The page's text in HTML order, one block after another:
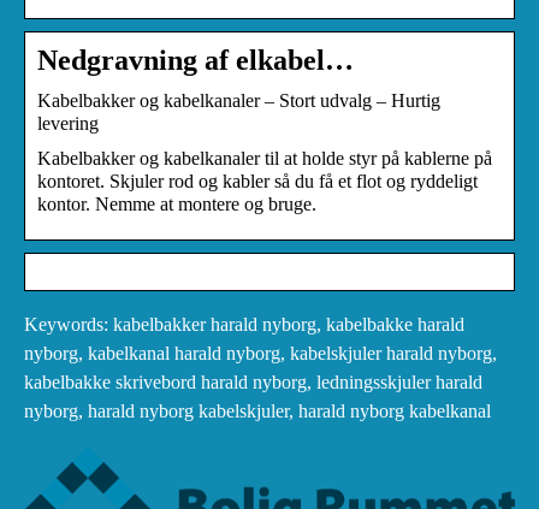
Nedgravning af elkabel…
Kabelbakker og kabelkanaler – Stort udvalg – Hurtig
levering
Kabelbakker og kabelkanaler til at holde styr på kablerne på
kontoret. Skjuler rod og kabler så du få et flot og ryddeligt
kontor. Nemme at montere og bruge.
Keywords: kabelbakker harald nyborg, kabelbakke harald
nyborg, kabelkanal harald nyborg, kabelskjuler harald nyborg,
kabelbakke skrivebord harald nyborg, ledningsskjuler harald
nyborg, harald nyborg kabelskjuler, harald nyborg kabelkanal